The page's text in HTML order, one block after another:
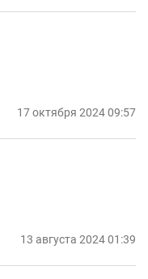
17 октября 2024 09:57
13 августа 2024 01:39